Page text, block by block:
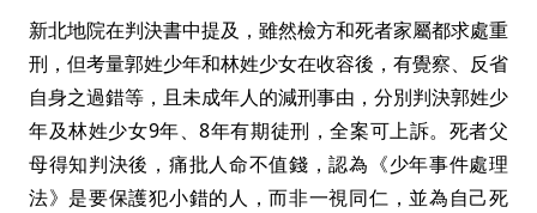
新北地院在判決書中提及，雖然檢方和死者家屬都求處重
刑，但考量郭姓少年和林姓少女在收容後，有覺察、反省
自身之過錯等，且未成年人的減刑事由，分別判決郭姓少
年及林姓少女9年、8年有期徒刑，全案可上訴。死者父
母得知判決後，痛批人命不值錢，認為《少年事件處理
法》是要保護犯小錯的人，而非一視同仁，並為自己死